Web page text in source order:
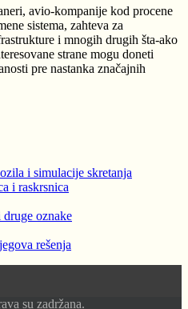
avio-kompanije kod procene
sistema, zahteva za
i mnogih drugih šta-ako
strane mogu doneti
pre nastanka značajnih
i simulacije skretanja
i raskrsnica
druge oznake
rešenja
su zadržana.